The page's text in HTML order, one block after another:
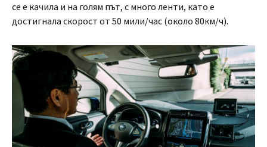
се е качила и на голям път, с много ленти, като е
достигнала скорост от 50 мили/час (около 80км/ч).